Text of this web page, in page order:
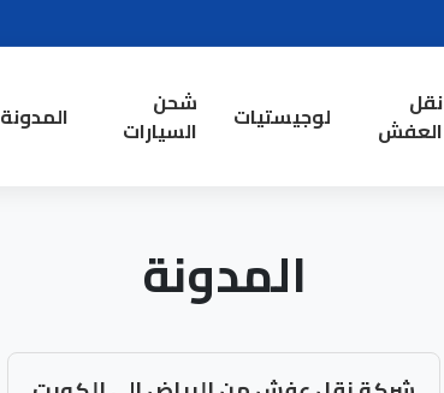
نقل
العفش
لوجيستيات
شحن
السيارات
المدونة
المدونة